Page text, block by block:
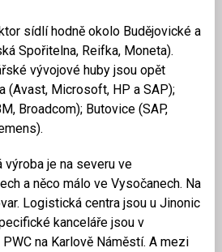
sídlí hodně okolo Budějovické a
Spořitelna, Reifka, Moneta).
vývojové huby jsou opět
(Avast, Microsoft, HP a SAP);
Broadcom); Butovice (SAP,
je na severu ve
a něco málo ve Vysočanech. Na
Logistická centra jsou u Jinonic
kanceláře jsou v
na Karlově Náměstí. A mezi